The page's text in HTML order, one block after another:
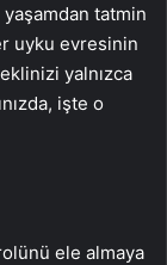
tatmin
uyku evresinin
yalnızca
işte o
ele almaya